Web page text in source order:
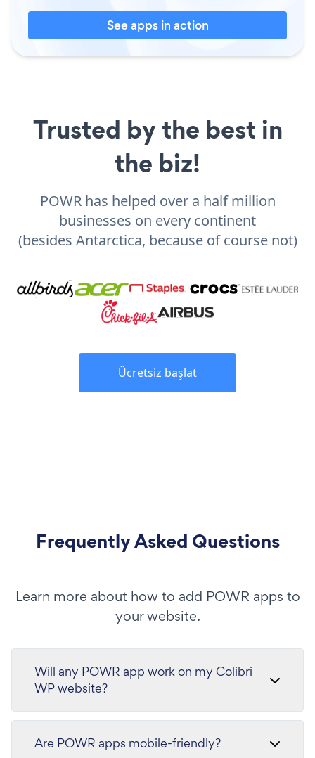
See apps in action
Trusted by the best in
the biz!
POWR has helped over a half million
businesses on every continent
(besides Antarctica, because of course not)
Ücretsiz başlat
Frequently Asked Questions
Learn more about how to add POWR apps to
your website.
Will any POWR app work on my Colibri
WP website?
Are POWR apps mobile-friendly?